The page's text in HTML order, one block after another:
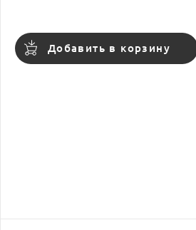
Добавить в корзину